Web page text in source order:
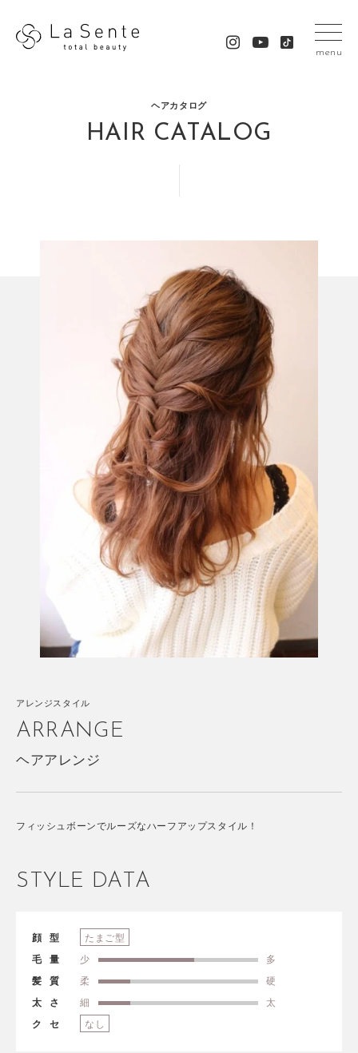
menu
ヘアカタログ
HAIR CATALOG
アレンジスタイル
ARRANGE
ヘアアレンジ
フィッシュボーンでルーズなハーフアップスタイル！
STYLE DATA
顔型
たまご型
毛量
少
多
髪質
柔
硬
太さ
細
太
クセ
なし